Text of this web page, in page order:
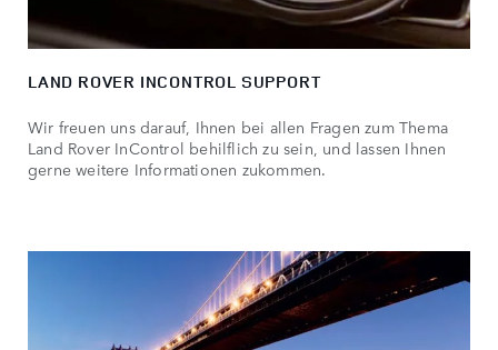
LAND ROVER INCONTROL SUPPORT
Wir freuen uns darauf, Ihnen bei allen Fragen zum Thema
Land Rover InControl behilflich zu sein, und lassen Ihnen
gerne weitere Informationen zukommen.